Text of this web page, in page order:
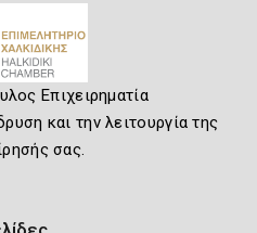
Επιχειρηματία
και την λειτουργία της
σας.